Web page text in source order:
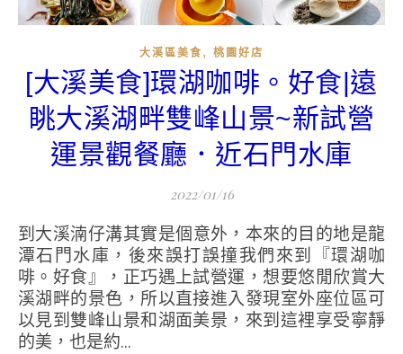
大溪區美食 , 桃園好店
[大溪美食]環湖咖啡。好食|遠
眺大溪湖畔雙峰山景~新試營
運景觀餐廳．近石門水庫
2022/01/16
到大溪湳仔溝其實是個意外，本來的目的地是龍
潭石門水庫，後來誤打誤撞我們來到『環湖咖
啡。好食』，正巧遇上試營運，想要悠閒欣賞大
溪湖畔的景色，所以直接進入發現室外座位區可
以見到雙峰山景和湖面美景，來到這裡享受寧靜
的美，也是約...